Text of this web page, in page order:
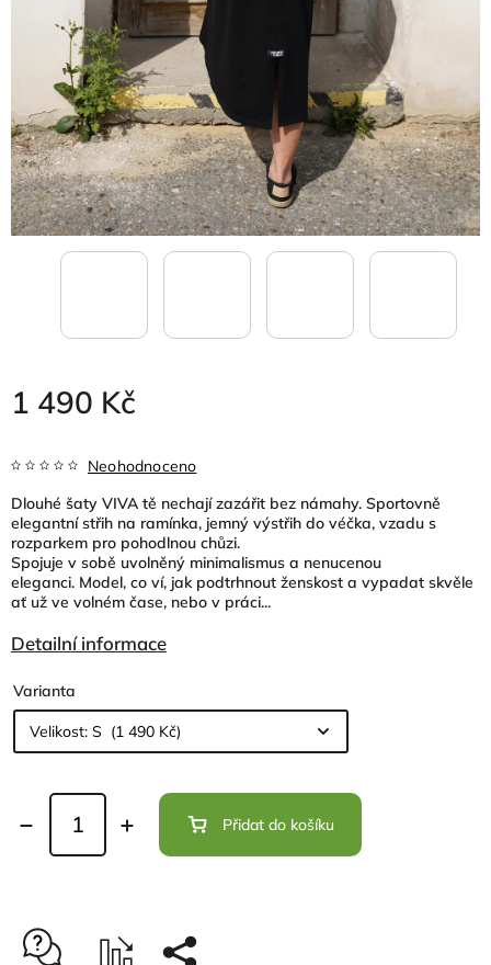
1 490 Kč
Neohodnoceno
Dlouhé šaty VIVA tě nechají zazářit bez námahy. Sportovně
elegantní střih na ramínka, jemný výstřih do véčka, vzadu s
rozparkem pro pohodlnou chůzi.
Spojuje v sobě uvolněný minimalismus a nenucenou
eleganci. Model, co ví, jak podtrhnout ženskost a vypadat skvěle
ať už ve volném čase, nebo v práci...
Detailní informace
Varianta
Přidat do košíku